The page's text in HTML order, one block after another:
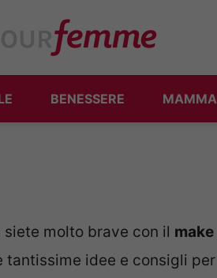
BENESSERE MAMMA
siete molto brave con il make
tantissime idee e consigli per